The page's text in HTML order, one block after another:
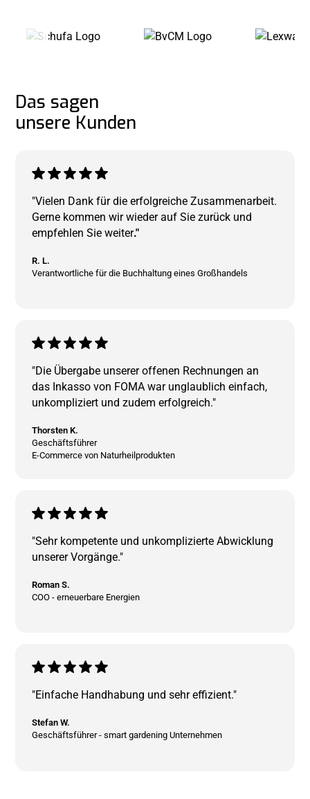
Das sagen
unsere Kunden
"Vielen Dank für die erfolgreiche Zusammenarbeit.
Gerne kommen wir wieder auf Sie zurück und
empfehlen Sie weiter."
R. L.
Verantwortliche für die Buchhaltung eines Großhandels
"Die Übergabe unserer offenen Rechnungen an
das Inkasso von FOMA war unglaublich einfach,
unkompliziert und zudem erfolgreich."
Thorsten K.
Geschäftsführer
E-Commerce von Naturheilprodukten
"Sehr kompetente und unkomplizierte Abwicklung
unserer Vorgänge."
Roman S.
COO - erneuerbare Energien
"Einfache Handhabung und sehr effizient."
Stefan W.
Geschäftsführer - smart gardening Unternehmen